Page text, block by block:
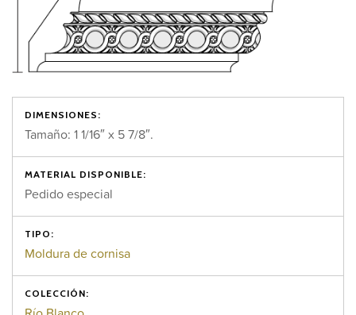
DIMENSIONES:
Tamaño: 1 1/16″ x 5 7/8″.
MATERIAL DISPONIBLE:
Pedido especial
TIPO:
Moldura de cornisa
COLECCIÓN: